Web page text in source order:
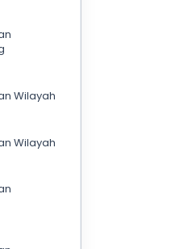
Wilayah
Wilayah